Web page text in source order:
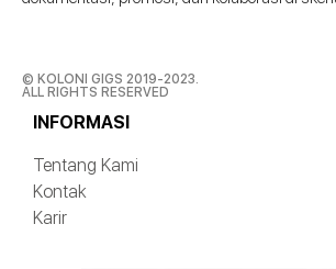
© KOLONI GIGS 2019-2023.
ALL RIGHTS RESERVED
INFORMASI
Tentang Kami
Kontak
Karir